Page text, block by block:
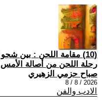
(10) مقامة اللحن : بين
رحلة اللحن من أصالة الأمس
صباح حزمي الزهيري
2026 / 8 / 8
الادب والفن